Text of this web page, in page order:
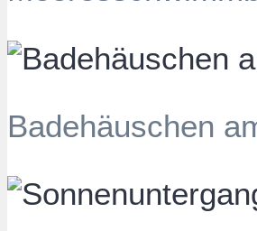
Badehäuschen